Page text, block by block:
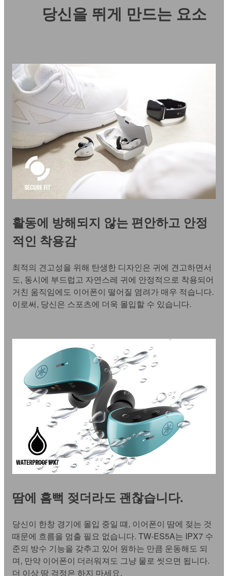
당신을 뛰게 만드는 요소
활동에 방해되지 않는 편안하고 안정
적인 착용감
최적의 견고성을 위해 탄생한 디자인은 귀에 견고하면서
도, 동시에 부드럽고 자연스레 귀에 안정적으로 착용되어
거친 움직임에도 이어폰이 떨어질 염려가 매우 적습니다.
이로써, 당신은 스포츠에 더욱 몰입할 수 있습니다.
땀에 흠뻑 젖더라도 괜찮습니다.
당신이 한창 경기에 몰입 중일 떄, 이어폰이 땀에 젖는 것
때문에 흐름을 멈출 필요 없습니다. TW-ES5A는 IPX7 수
준의 방수 기능을 갖추고 있어 원하는 만큼 운동해도 되
며, 만약 이어폰이 더러워져도 그냥 물로 씻으면 됩니다.
더 이상 땀 걱정은 하지 마세요.